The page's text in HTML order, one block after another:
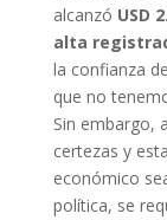
alcanzó USD
alta
la confianza
que no
Sin embargo,
certezas y
económico
política, se